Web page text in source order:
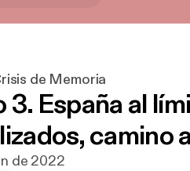
de Memoria
España al
camino
de 2022